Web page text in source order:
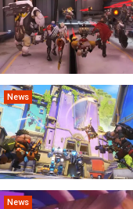
News
News